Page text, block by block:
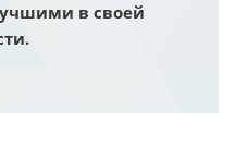
в своей